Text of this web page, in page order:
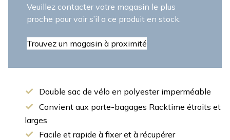
Veuillez contacter votre magasin le plus
proche pour voir s’il a ce produit en stock.
Trouvez un magasin à proximité
Double sac de vélo en polyester imperméable
Convient aux porte-bagages Racktime étroits et
larges
Facile et rapide à fixer et à récupérer